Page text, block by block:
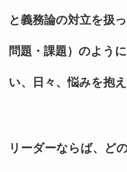
と義務論の対立を扱
問題・課題）のよう
い、日々、悩みを抱
リーダーならば、ど